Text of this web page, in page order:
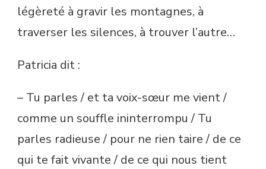
légèreté à gravir les montagnes, à
traverser les silences, à trouver l’autre…
Patricia dit :
– Tu parles / et ta voix-sœur me vient /
comme un souffle ininterrompu / Tu
parles radieuse / pour ne rien taire / de ce
qui te fait vivante / de ce qui nous tient